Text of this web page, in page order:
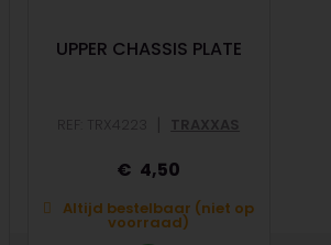
UPPER CHASSIS PLATE
REF: TRX4223 | TRAXXAS
4,50
Altijd bestelbaar (niet op
voorraad)